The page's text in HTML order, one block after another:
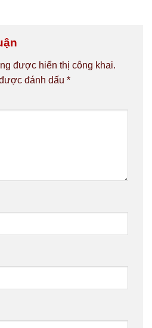
được hiển thị công khai.
đánh dấu *